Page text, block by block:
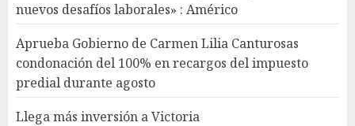
nuevos desafíos laborales» : Américo
Aprueba Gobierno de Carmen Lilia Canturosas
condonación del 100% en recargos del impuesto
predial durante agosto
Llega más inversión a Victoria